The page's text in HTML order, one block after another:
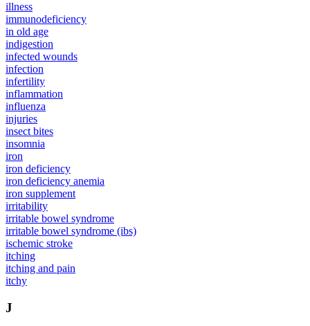
illness
immunodeficiency
in old age
indigestion
infected wounds
infection
infertility
inflammation
influenza
injuries
insect bites
insomnia
iron
iron deficiency
iron deficiency anemia
iron supplement
irritability
irritable bowel syndrome
irritable bowel syndrome (ibs)
ischemic stroke
itching
itching and pain
itchy
J